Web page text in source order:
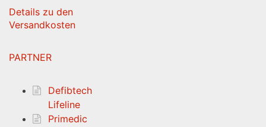
Details zu den
Versandkosten
PARTNER
Defibtech
Lifeline
Primedic